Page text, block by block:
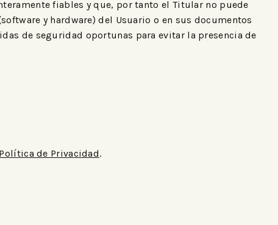
fiables y que, por tanto el Titular no puede
y hardware) del Usuario o en sus documentos
de seguridad oportunas para evitar la presencia de
Política de Privacidad.